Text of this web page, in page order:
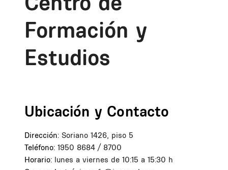
Formación y
Estudios
Ubicación y Contacto
Dirección: Soriano 1426, piso 5
Teléfono: 1950 8684 / 8700
Horario: lunes a viernes de 10:15 a 15:30 h